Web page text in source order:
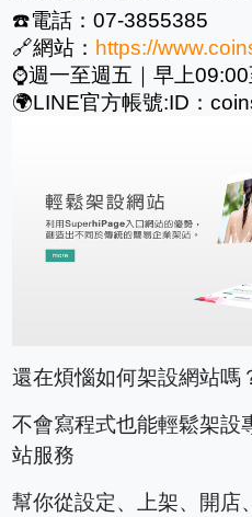
☎️電話：07-3855385
🔗網站： https://
⌚週一至週五｜早上
🌍LINE官方帳號:ID：
還在煩惱如何架設網站嗎
不會寫程式也能輕鬆架設
站服務
幫你從設定、上架、開店